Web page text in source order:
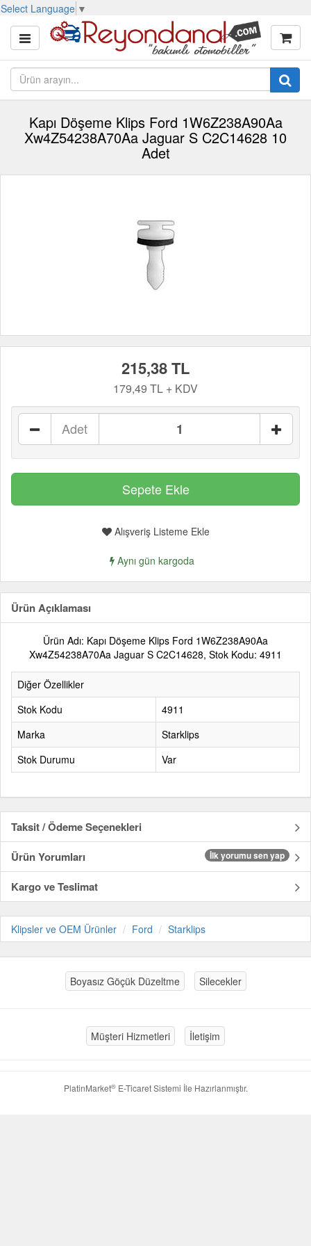
Select Language ▼
Kapı Döşeme Klips Ford 1W6Z238A90Aa
Xw4Z54238A70Aa Jaguar S C2C14628 10
Adet
215,38 TL
179,49 TL + KDV
Adet
Alışveriş Listeme Ekle
Aynı gün kargoda
Ürün Açıklaması
Ürün Adı: Kapı Döşeme Klips Ford 1W6Z238A90Aa
Xw4Z54238A70Aa Jaguar S C2C14628, Stok Kodu: 4911
Diğer Özellikler
Stok Kodu
4911
Marka
Starklips
Stok Durumu
Var
Taksit / Ödeme Seçenekleri
Ürün Yorumları
İlk yorumu sen yap
Kargo ve Teslimat
Klipsler ve OEM Ürünler Ford Starklips
Boyasız Göçük Düzeltme Silecekler
Müşteri Hizmetleri İletişim
PlatinMarket®E-Ticaret Sistemi İle Hazırlanmıştır.